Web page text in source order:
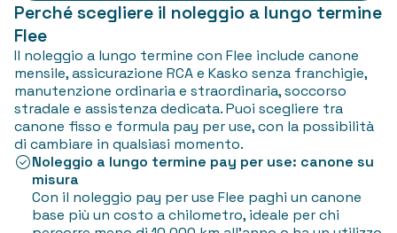
Perché scegliere il noleggio a lungo termine
Flee
Il noleggio a lungo termine con Flee include canone
mensile, assicurazione RCA e Kasko senza franchigie,
manutenzione ordinaria e straordinaria, soccorso
stradale e assistenza dedicata. Puoi scegliere tra
canone fisso e formula pay per use, con la possibilità
di cambiare in qualsiasi momento.
Noleggio a lungo termine pay per use: canone su
misura
Con il noleggio pay per use Flee paghi un canone
base più un costo a chilometro, ideale per chi